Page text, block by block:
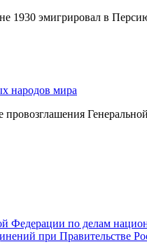
1930 эмигрировал в
народов мира
провозглашения
Федерации по делам
при Правительстве